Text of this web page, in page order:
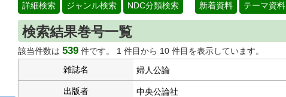
詳細検索 ジャンル検索 NDC分類検索 新着資料 テーマ資料
検索結果巻号一覧
該当件数は 539 件です。 1 件目から 10 件目を表示しています。
雑誌名
婦人公論
出版者 中央公論社